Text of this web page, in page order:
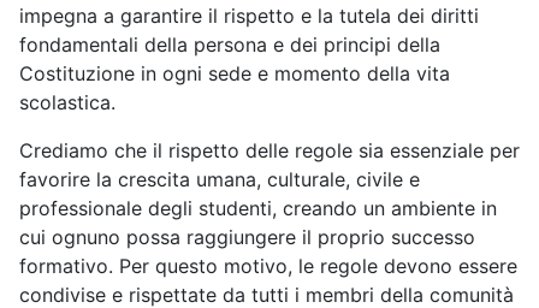
impegna a garantire il rispetto e la tutela dei diritti
fondamentali della persona e dei principi della
Costituzione in ogni sede e momento della vita
scolastica.
Crediamo che il rispetto delle regole sia essenziale per
favorire la crescita umana, culturale, civile e
professionale degli studenti, creando un ambiente in
cui ognuno possa raggiungere il proprio successo
formativo. Per questo motivo, le regole devono essere
condivise e rispettate da tutti i membri della comunità